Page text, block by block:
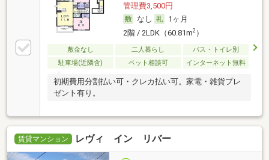
管理費3,500円
なし
1ヶ月
2階 / 2LDK（60.81m2）
敷金なし 二人暮らし
バス・トイレ別
駐車場(近隣含)
ペット相談可 インターネット無料
初期費用分割払い可・クレカ払い可。家電・雑貨プレ
ゼント有り。
賃貸マンション レヴィ イン リバー